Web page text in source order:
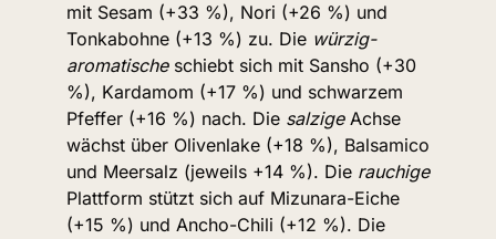
mit Sesam (+33 %), Nori (+26 %) und
Tonkabohne (+13 %) zu. Die würzig-
aromatische schiebt sich mit Sansho (+30
%), Kardamom (+17 %) und schwarzem
Pfeffer (+16 %) nach. Die salzige Achse
wächst über Olivenlake (+18 %), Balsamico
und Meersalz (jeweils +14 %). Die rauchige
Plattform stützt sich auf Mizunara-Eiche